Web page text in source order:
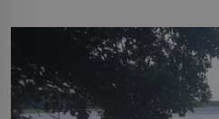
Boskovice na okraji
ve13. století, a už v roce 1313